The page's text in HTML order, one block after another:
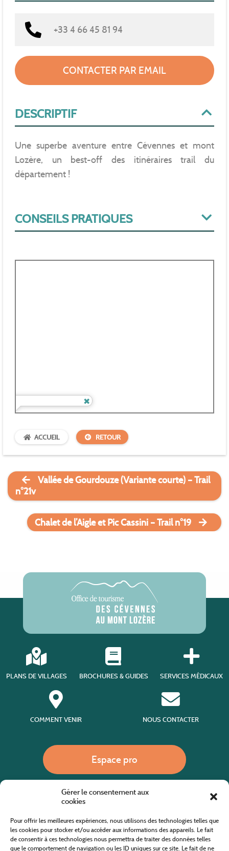
Gérer le consentement aux
cookies
Pour offrir les meilleures expériences, nous utilisons des technologies telles que
les cookies pour stocker et/ou accéder aux informations des appareils. Le fait
de consentir à ces technologies nous permettra de traiter des données telles
que le comportement de navigation ou les ID uniques sur ce site. Le fait de ne
DESCRIPTIF
Une superbe aventure entre Cévennes et mont
Lozère, un best-off des itinéraires trail du
département !
CONSEILS PRATIQUES
+33 4 66 45 81 94
CONTACTER PAR EMAIL
ACCUEIL RETOUR
Vallée de Gourdouze (Variante courte) – Trail
n°21v
Chalet de l’Aigle et Pic Cassini – Trail n°19
PLANS DE VILLAGES BROCHURES & GUIDES SERVICES MÉDICAUX
COMMENT VENIR NOUS CONTACTER
Espace pro
Site internet cofinancé par le fonds européen agricole pour le développement rural
L'Europe investit dans les zones rurales